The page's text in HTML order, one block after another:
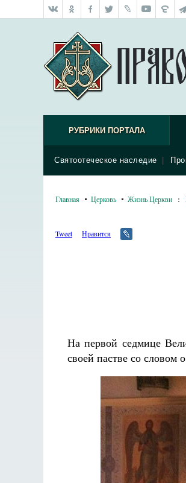
РУБРИКИ ПОРТАЛА
Святоотеческое наследие
Главная Церковь Жизнь Церкви :
Tweet Нравится
На первой седмице
своей пастве со словом